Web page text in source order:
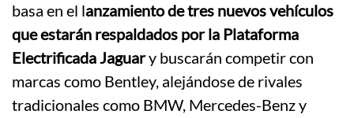
basa en el lanzamiento de tres nuevos vehículos
que estarán respaldados por la Plataforma
Electrificada Jaguary buscarán competir con
marcas como Bentley, alejándose de rivales
tradicionales como BMW, Mercedes-Benz y